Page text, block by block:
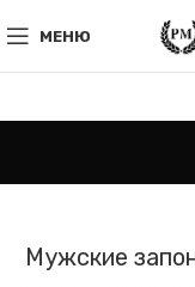
МЕНЮ
Мужские